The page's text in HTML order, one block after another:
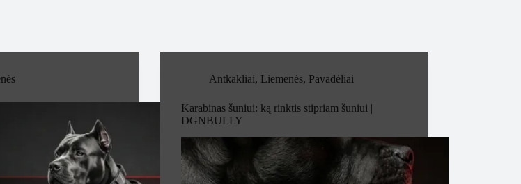
Antkakliai, Liemenės, Pavadėliai
Karabinas šuniui: ką rinktis stipriam šuniui |
DGNBULLY